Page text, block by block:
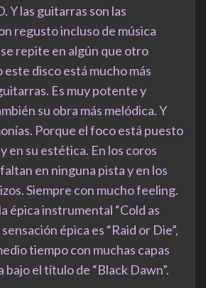
Y las guitarras son las
regusto incluso de música
repite en algún que otro
disco está mucho más
Es muy potente y
su obra más melódica. Y
Porque el foco está puesto
en su estética. En los coros
en ninguna pista y en los
Siempre con mucho feeling.
épica instrumental “Cold as
sensación épica es “Raid or Die”,
tiempo con muchas capas
bajo el título de “Black Dawn”.